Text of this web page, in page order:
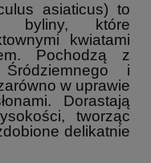
asiaticus) to
byliny, które
kwiatami
Pochodzą z
i
w uprawie
Dorastają
tworząc
delikatnie